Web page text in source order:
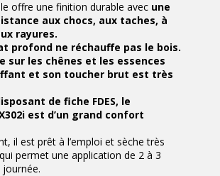
offre une finition durable avec une
aux chocs, aux taches, à
rayures.
profond ne réchauffe pas le bois.
sur les chênes et les essences
et son toucher brut est très
de fiche FDES, le
est d’un grand confort
il est prêt à l’emploi et sèche très
permet une application de 2 à 3